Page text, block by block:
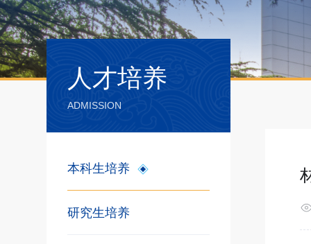
人才培养
ADMISSION
本科生培养
研究生培养